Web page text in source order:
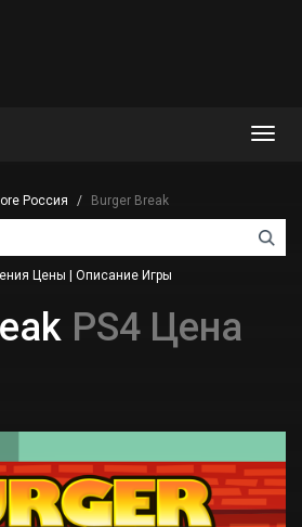
Россия Burger Break
Цены Описание Игры
PS4 Цена